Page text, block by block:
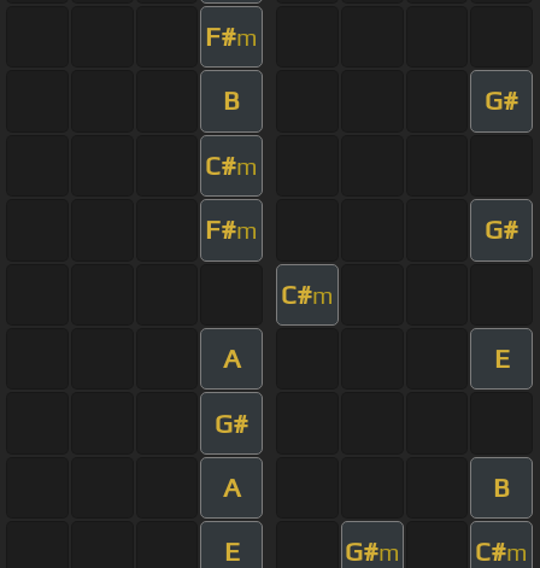
F#m
B G#
C#m
F#m G#
C#m
A E
G#
A B
E G#m C#m